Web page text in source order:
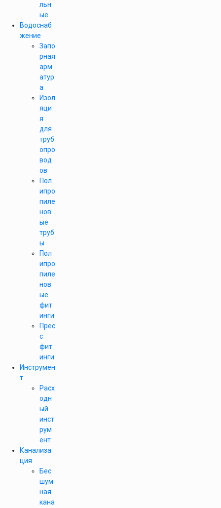
льн
ые
Водоснаб
жение
Запо
рная
арм
атур
а
Изол
яци
я
для
труб
опро
вод
ов
Пол
ипро
пиле
нов
ые
труб
ы
Пол
ипро
пиле
нов
ые
фит
инги
Прес
с
фит
инги
Инструмен
т
Расх
одн
ый
инст
рум
ент
Канализа
ция
Бес
шум
ная
кана